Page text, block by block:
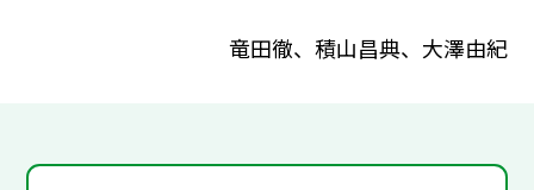
竜田徹、積山昌典、大澤由紀